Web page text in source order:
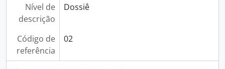
Nível de
descrição
Dossiê
Código de
referência
02